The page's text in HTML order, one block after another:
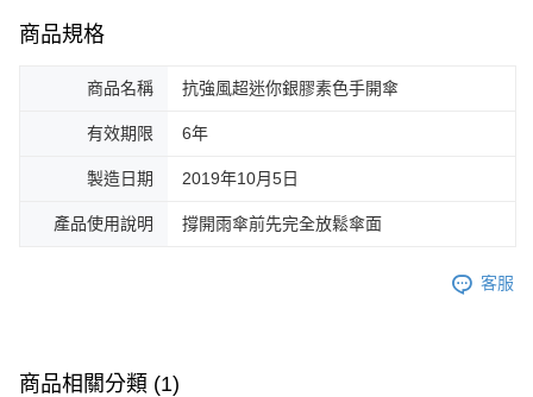
商品規格
商品名稱 抗強風超迷你銀膠素色手開傘
有效期限 6年
製造日期 2019年10月5日
產品使用說明 撐開雨傘前先完全放鬆傘面
客服
商品相關分類 (1)